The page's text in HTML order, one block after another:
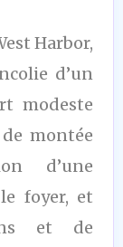
Harbor,
d’un
modeste
montée
d’une
foyer, et
et de